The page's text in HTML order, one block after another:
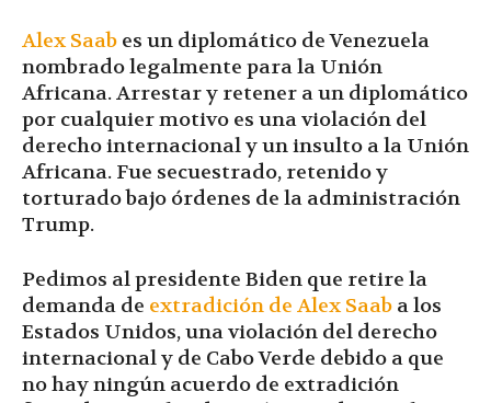
Alex Saab es un diplomático de Venezuela
nombrado legalmente para la Unión
Africana. Arrestar y retener a un diplomático
por cualquier motivo es una violación del
derecho internacional y un insulto a la Unión
Africana. Fue secuestrado, retenido y
torturado bajo órdenes de la administración
Trump.
Pedimos al presidente Biden que retire la
demanda de extradición de Alex Saab a los
Estados Unidos, una violación del derecho
internacional y de Cabo Verde debido a que
no hay ningún acuerdo de extradición